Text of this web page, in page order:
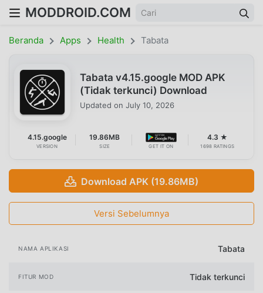
MODDROID.COM
Beranda Apps Health Tabata
Tabata v4.15.google MOD APK
(Tidak terkunci) Download
Updated on July 10, 2026
4.15.google
VERSION
19.86MB
SIZE GET IT ON
4.3 ★
1698 RATINGS
Download APK (19.86MB)
Versi Sebelumnya
NAMA APLIKASI Tabata
FITUR MOD Tidak terkunci